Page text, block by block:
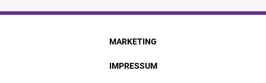
MARKETING
IMPRESSUM